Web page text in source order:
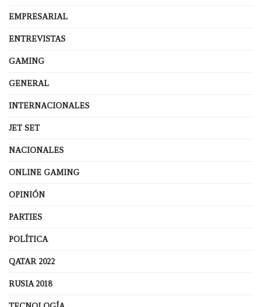
EMPRESARIAL
ENTREVISTAS
GAMING
GENERAL
INTERNACIONALES
JET SET
NACIONALES
ONLINE GAMING
OPINIÓN
PARTIES
POLÍTICA
QATAR 2022
RUSIA 2018